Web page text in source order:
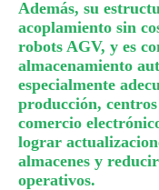
Además, su
acoplamiento sin
robots AGV, y es
almacenamiento
especialmente
producción,
comercio
lograr
almacenes y
operativos.